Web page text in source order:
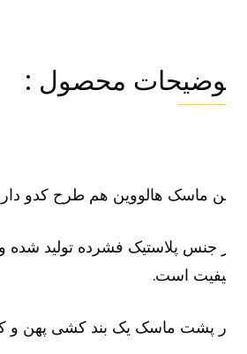
محصول :
ماسک هالووین هم طرح کدو دارد.
جنس پلاستیک فشرده تولید شده و
است.
پشت ماسک یک بند کشی پهن و کلفت